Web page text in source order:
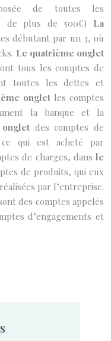
de toutes les
de plus de 500€)
La
débutant par un 3, où
Le quatrième onglet
tous les comptes de
toutes les dettes et
onglet les comptes
la banque et la
des comptes de
qui est acheté par
de charges, dans le
de produits, qui eux
par l’entreprise.
des comptes appelés
d’engagements et